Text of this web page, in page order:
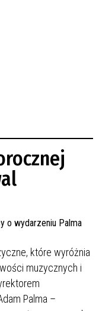
które wyróżnia
muzycznych i
Palma –